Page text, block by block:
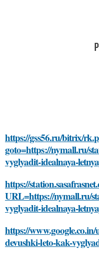
https://gss56.ru/bitrix/
goto=https://nymall.ru/
vyglyadit-idealnaya-
https://
URL=https://nymall.ru/
vyglyadit-idealnaya-
https://
devushki-leto-kak-